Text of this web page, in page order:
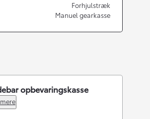
Forhjulstræk
Manuel gearkasse
opbevaringskasse